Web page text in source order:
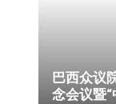
巴西众议
念会议暨“